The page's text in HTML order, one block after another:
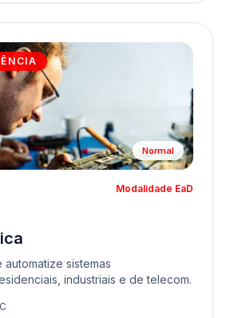
Normal
Modalidade EaD
sistemas
industriais e de telecom.